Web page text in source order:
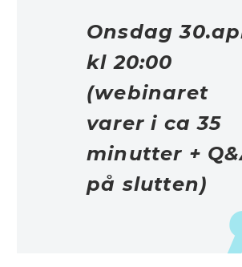
Onsdag
kl 20:00
(webinaret
varer i ca 35
minutter +
på slutten)